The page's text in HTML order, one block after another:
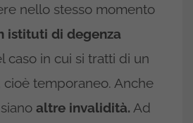
nello stesso momento
istituti di degenza
caso in cui si tratti di un
temporaneo. Anche
altre invalidità. Ad